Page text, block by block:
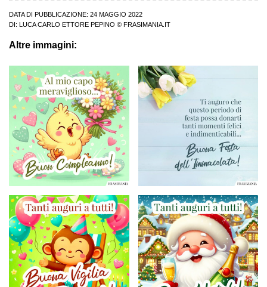
DATA DI PUBBLICAZIONE: 24 MAGGIO 2022
DI:
LUCA CARLO ETTORE PEPINO © FRASIMANIA.IT
Altre immagini: